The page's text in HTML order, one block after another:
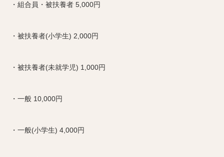
・組合員・被扶養者 5,000円
・被扶養者(小学生) 2,000円
・被扶養者(未就学児) 1,000円
・一般 10,000円
・一般(小学生) 4,000円